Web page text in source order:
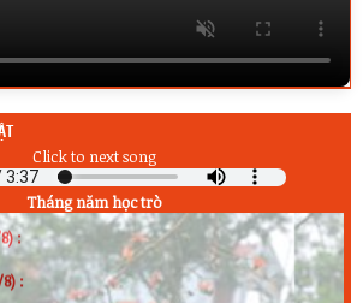
Click to next song
Tháng năm học trò
:
:
: